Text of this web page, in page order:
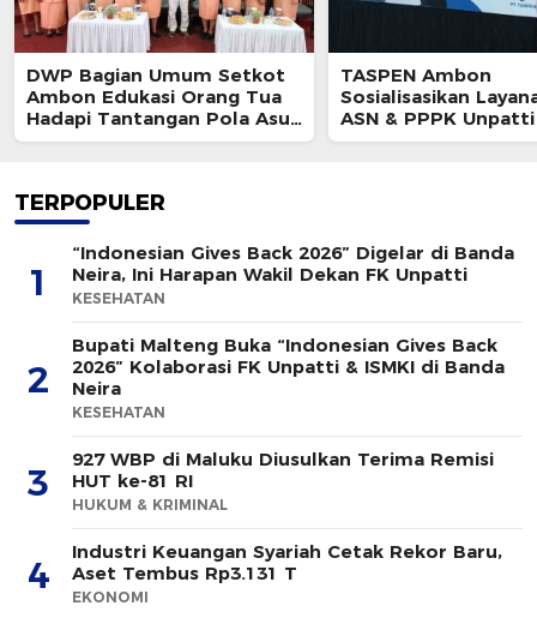
DWP Bagian Umum Setkot
Ambon Edukasi Orang Tua
Hadapi Tantangan Pola Asuh
Modern
TASPEN Ambon
Sosialisasikan
ASN & PPPK Unpatti
TERPOPULER
1
“Indonesian Gives Back 2026” Digelar di Banda
Neira, Ini Harapan Wakil Dekan FK Unpatti
KESEHATAN
2
Bupati Malteng Buka “Indonesian Gives Back
2026” Kolaborasi FK Unpatti & ISMKI di Banda
Neira
KESEHATAN
3
927 WBP di Maluku Diusulkan Terima Remisi
HUT ke-81 RI
HUKUM & KRIMINAL
4
Industri Keuangan Syariah Cetak Rekor Baru,
Aset Tembus Rp3.131 T
EKONOMI